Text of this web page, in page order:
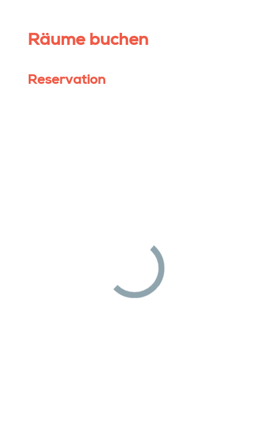
Räume buchen
Reservation